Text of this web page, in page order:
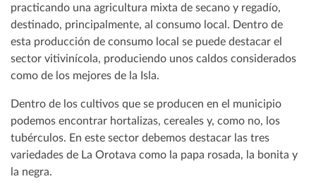
practicando una agricultura mixta de secano y regadío,
destinado, principalmente, al consumo local. Dentro de
esta producción de consumo local se puede destacar el
sector vitivinícola, produciendo unos caldos considerados
como de los mejores de la Isla.
Dentro de los cultivos que se producen en el municipio
podemos encontrar hortalizas, cereales y, como no, los
tubérculos. En este sector debemos destacar las tres
variedades de La Orotava como la papa rosada, la bonita y
la negra.